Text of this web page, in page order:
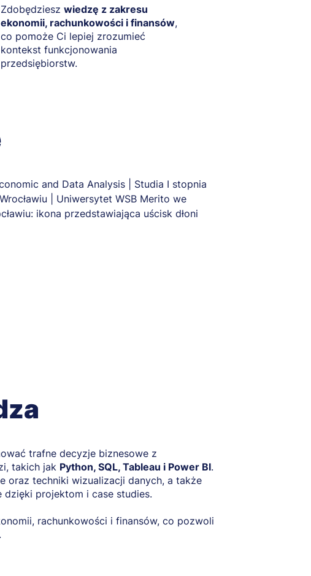
Zdobędziesz wiedzę z zakresu
ekonomii, rachunkowości i finansów,
co pomoże Ci lepiej zrozumieć
kontekst funkcjonowania
przedsiębiorstw.
trafne decyzje biznesowe z
takich jak Python, SQL, Tableau i Power BI.
oraz techniki wizualizacji danych, a także
projektom i case studies.
rachunkowości i finansów, co pozwoli
.